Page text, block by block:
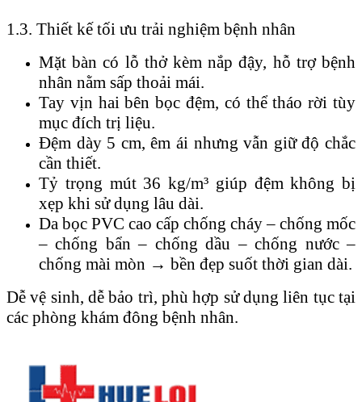
1.3. Thiết kế tối ưu trải nghiệm bệnh nhân
Mặt bàn có lỗ thở kèm nắp đậy, hỗ trợ bệnh
nhân nằm sấp thoải mái.
Tay vịn hai bên bọc đệm, có thể tháo rời tùy
mục đích trị liệu.
Đệm dày 5 cm, êm ái nhưng vẫn giữ độ chắc
cần thiết.
Tỷ trọng mút 36 kg/m³ giúp đệm không bị
xẹp khi sử dụng lâu dài.
Da bọc PVC cao cấp chống cháy – chống mốc
– chống bẩn – chống dầu – chống nước –
chống mài mòn → bền đẹp suốt thời gian dài.
Dễ vệ sinh, dễ bảo trì, phù hợp sử dụng liên tục tại
các phòng khám đông bệnh nhân.